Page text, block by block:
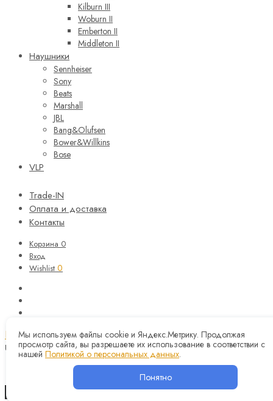
Kilburn III
Woburn II
Emberton II
Middleton II
Наушники
Sennheiser
Sony
Beats
Marshall
JBL
Bang&Olufsen
Bower&Willkins
Bose
VLP
Trade-IN
Оплата и доставка
Контакты
Корзина 0
Вход
Wishlist 0
Корзина Закрыть
Updating…
Корзина пуста.
Продолжить покупки
Мы используем файлы cookie и Яндекс.Метрику. Продолжая
просмотр сайта, вы разрешаете их использование в соответствии с
нашей Политикой о персональных данных.
Понятно